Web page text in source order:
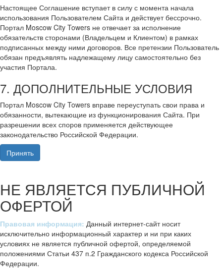
Настоящее Соглашение вступает в силу с момента начала
использования Пользователем Сайта и действует бессрочно.
Портал Moscow City Towers не отвечает за исполнение
обязательств сторонами (Владельцем и Клиентом) в рамках
подписанных между ними договоров. Все претензии Пользователь
обязан предъявлять надлежащему лицу самостоятельно без
участия Портала.
7. ДОПОЛНИТЕЛЬНЫЕ УСЛОВИЯ
Портал Moscow City Towers вправе переуступать свои права и
обязанности, вытекающие из функционирования Сайта. При
разрешении всех споров применяется действующее
законодательство Российской Федерации.
Принять
НЕ ЯВЛЯЕТСЯ ПУБЛИЧНОЙ
ОФЕРТОЙ
Правовая информация: Данный интернет-сайт носит
исключительно информационный характер и ни при каких
условиях не является публичной офертой, определяемой
положениями Статьи 437 п.2 Гражданского кодекса Российской
Федерации.